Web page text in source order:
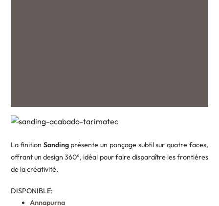
La finition Sandingprésente un ponçage subtil sur quatre faces,
offrant un design 360°, idéal pour faire disparaître les frontières
de la créativité.
DISPONIBLE:
Annapurna